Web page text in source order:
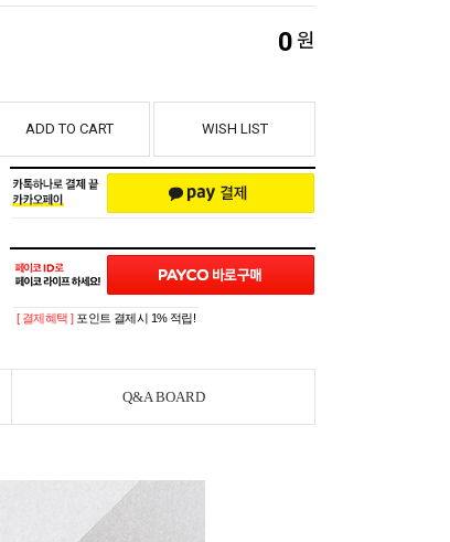
0원
ADD TO CART WISH LIST
[ 결제혜택 ] 포인트 결제시 1% 적립!
Q&A BOARD